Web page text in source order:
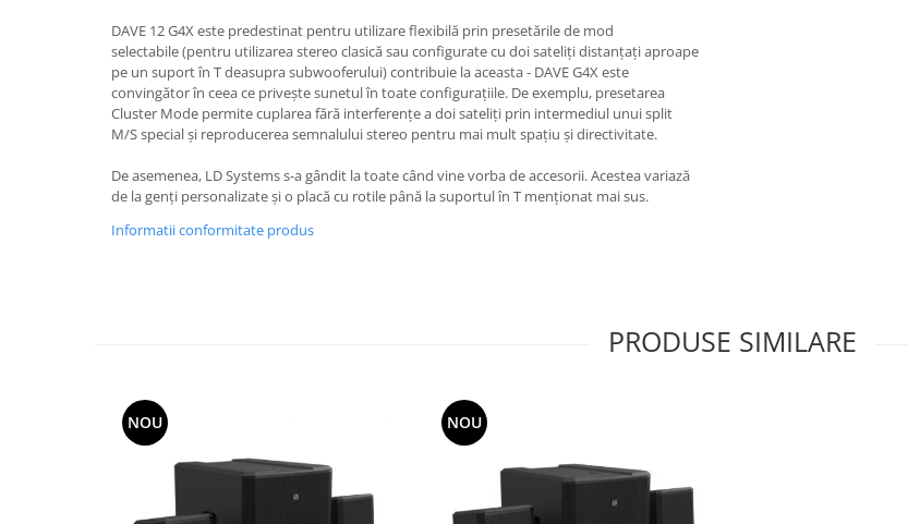
DAVE 12 G4X este predestinat pentru utilizare flexibilă prin presetările de mod
selectabile (pentru utilizarea stereo clasică sau configurate cu doi sateliți distanțați aproape
pe un suport în T deasupra subwooferului) contribuie la aceasta - DAVE G4X este
convingător în ceea ce privește sunetul în toate configurațiile. De exemplu, presetarea
Cluster Mode permite cuplarea fără interferențe a doi sateliți prin intermediul unui split
M/S special și reproducerea semnalului stereo pentru mai mult spațiu și directivitate.
De asemenea, LD Systems s-a gândit la toate când vine vorba de accesorii. Acestea variază
de la genți personalizate și o placă cu rotile până la suportul în T menționat mai sus.
Informatii conformitate produs
PRODUSE SIMILARE
NOU NOU